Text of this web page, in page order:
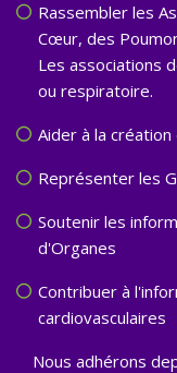
Rassembler les
Cœur, des
Les associations
ou respiratoire.
Aider à la
Représenter les
Soutenir les
d'Organes
Contribuer à
cardiovasculaires
Nous adhérons